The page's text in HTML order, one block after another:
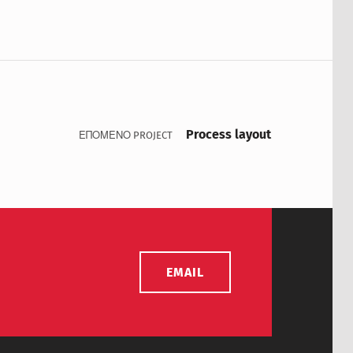
ΕΠΟΜΕΝΟ PROJECT Process layout
EMAIL